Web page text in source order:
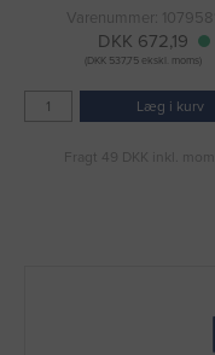
Varenummer: 1079581
DKK 672,19
(DKK 537,75 ekskl. moms)
Læg i kurv
Fragt 49 DKK inkl. moms